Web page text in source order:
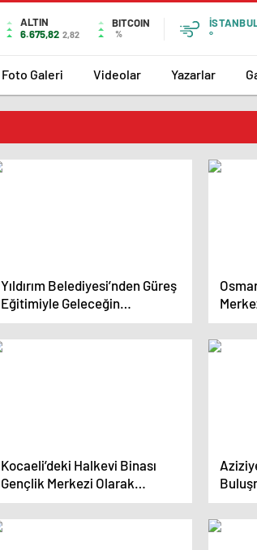
ALTIN
6.675,82 2,82
BITCOIN
%
°
Foto Galeri Videolar Yazarlar
Yıldırım Belediyesi’nden Güreş
Eğitimiyle Geleceğin
Sporcuları Yetişiyor
Kocaeli’deki Halkevi Binası
Gençlik Merkezi Olarak
Yeniden Faaliyete Geçti